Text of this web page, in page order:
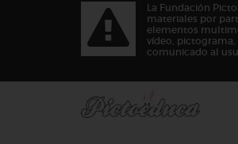
La Fundación
materiales por
elementos
vídeo, pictograma,
comunicado al